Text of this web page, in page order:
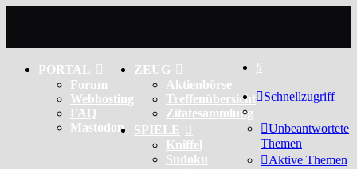
PORTAL
Forum
Webhosting
FAQ
Mastodon
ZEUG
Aktienbörse
Treffenübersicht
Zitatesammlung
SPIELE
Kniffel
Sudoku
Schnellzugriff
Unbeantwortete
Themen
Aktive Themen